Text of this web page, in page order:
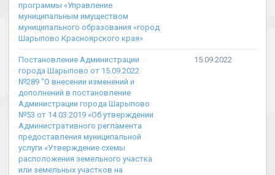
программы «Управление
муниципальным имуществом
муниципального образования «город
Шарыпово Красноярского края»
Постановление Администрации
города Шарыпово от 15.09.2022
№289 "О внесении изменений и
дополнений в постановление
Администрации города Шарыпово
№53 от 14.03.2019 «Об утверждении
Административного регламента
предоставления муниципальной
услуги «Утверждение схемы
расположения земельного участка
или земельных участков на
15.09.2022